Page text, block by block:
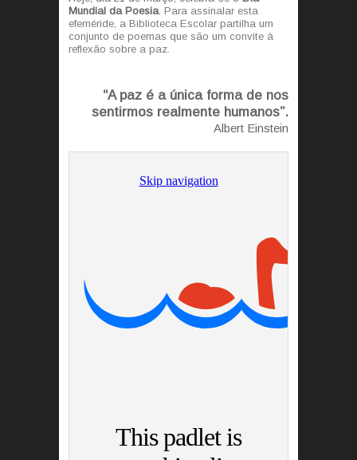
Mundial da Poesia. Para assinalar esta
efeméride, a Biblioteca Escolar partilha um
conjunto de poemas que são um convite à
reflexão sobre a paz.
“A paz é a única forma de nos
sentirmos realmente humanos”.
Albert Einstein